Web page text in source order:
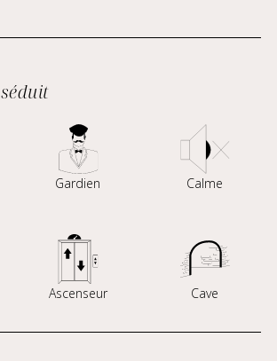
séduit
Gardien Calme
Ascenseur Cave